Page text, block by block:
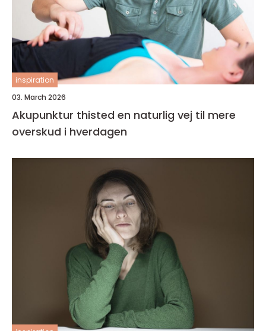
inspiration
03. March 2026
Akupunktur thisted en naturlig vej til mere
overskud i hverdagen